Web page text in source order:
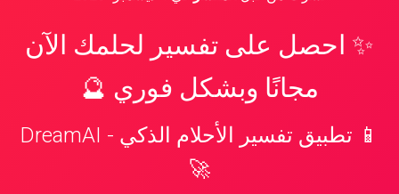
✨ احصل على تفسير لحلمك الآن
مجانًا وبشكل فوري 🔮
📱 تطبيق تفسير الأحلام الذكي - DreamAI
🚀